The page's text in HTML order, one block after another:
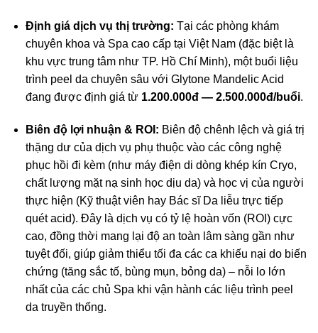
Định giá dịch vụ thị trường: Tại các phòng khám
chuyên khoa và Spa cao cấp tại Việt Nam (đặc biệt là
khu vực trung tâm như TP. Hồ Chí Minh), một buổi liệu
trình peel da chuyên sâu với Glytone Mandelic Acid
đang được định giá từ 1.200.000đ — 2.500.000đ/buổi.
Biên độ lợi nhuận & ROI: Biên độ chênh lệch và giá trị
thặng dư của dịch vụ phụ thuộc vào các công nghệ
phục hồi đi kèm (như máy điện di dòng khép kín Cryo,
chất lượng mặt nạ sinh học dịu da) và học vị của người
thực hiện (Kỹ thuật viên hay Bác sĩ Da liễu trực tiếp
quét acid). Đây là dịch vụ có tỷ lệ hoàn vốn (ROI) cực
cao, đồng thời mang lại độ an toàn lâm sàng gần như
tuyệt đối, giúp giảm thiểu tối đa các ca khiếu nại do biến
chứng (tăng sắc tố, bùng mụn, bỏng da) – nỗi lo lớn
nhất của các chủ Spa khi vận hành các liệu trình peel
da truyền thống.